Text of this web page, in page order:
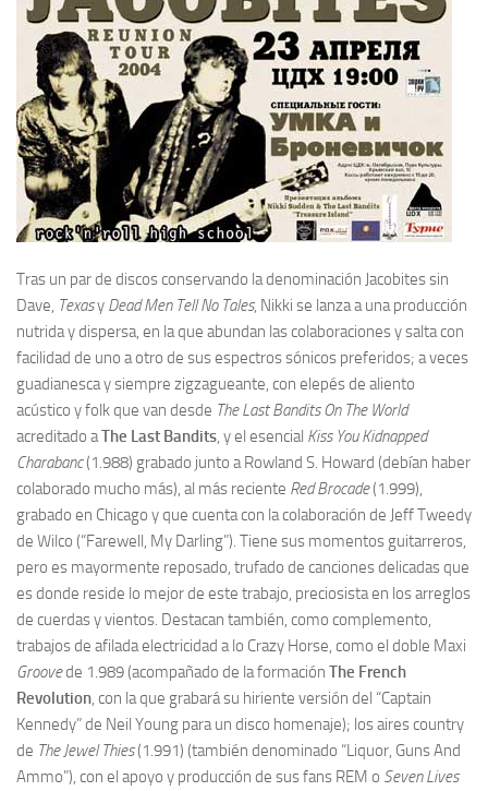
Tras un par de discos conservando la denominación Jacobites sin
Dave, Texasy Dead Men Tell No Tales, Nikki se lanza a una producción
nutrida y dispersa, en la que abundan las colaboraciones y salta con
facilidad de uno a otro de sus espectros sónicos preferidos; a veces
guadianesca y siempre zigzagueante, con elepés de aliento
acústico y folk que van desde The Last Bandits On The World
acreditado aThe Last Bandits, y el esencial Kiss You Kidnapped
Charabanc(1.988) grabado junto a Rowland S. Howard (debían haber
colaborado mucho más), al más reciente Red Brocade(1.999),
grabado en Chicago y que cuenta con la colaboración de Jeff Tweedy
de Wilco (“Farewell, My Darling”). Tiene sus momentos guitarreros,
pero es mayormente reposado, trufado de canciones delicadas que
es donde reside lo mejor de este trabajo, preciosista en los arreglos
de cuerdas y vientos. Destacan también, como complemento,
trabajos de afilada electricidad a lo Crazy Horse, como el doble Maxi
Groovede 1.989 (acompañado de la formación The French
Revolution, con la que grabará su hiriente versión del “Captain
Kennedy” de Neil Young para un disco homenaje); los aires country
de The Jewel Thies(1.991) (también denominado “Liquor, Guns And
Ammo”), con el apoyo y producción de sus fans REM o Seven Lives